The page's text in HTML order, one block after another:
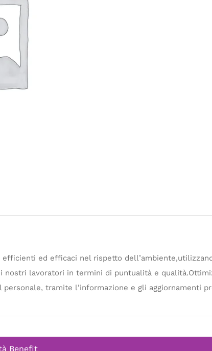
ed efficaci nel rispetto
nostri lavoratori in termini di puntualità e
tramite l’informazione e gli aggiornamenti
Benefit